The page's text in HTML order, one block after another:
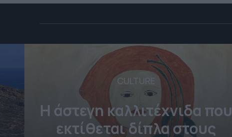
CULTURE
Η άστεγη καλλιτέχνιδα που
εκτίθεται δίπλα στους